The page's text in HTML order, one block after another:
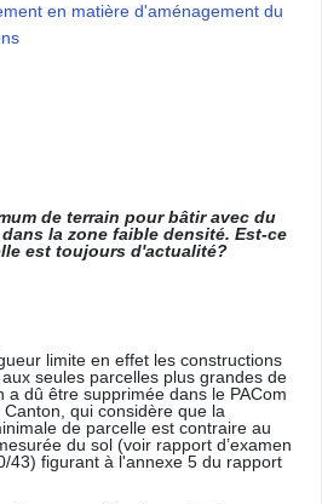
en matière d'aménagement du
de terrain pour bâtir avec du
la zone faible densité. Est-ce
est toujours d'actualité?
limite en effet les constructions
seules parcelles plus grandes de
a dû être supprimée dans le PACom
qui considère que la
de parcelle est contraire au
du sol (voir rapport d’examen
43) figurant à l'annexe 5 du rapport